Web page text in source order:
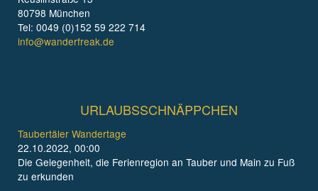
80798 München
Tel: 0049 (0)152 59 222 714
info@wanderfreak.de
URLAUBSSCHNÄPPCHEN
Taubertäler Wandertage
22.10.2022, 00:00
Die Gelegenheit, die Ferienregion an Tauber und Main zu Fuß
zu erkunden